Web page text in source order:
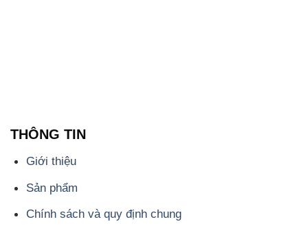
Chính sách và quy định chung
Tin tức
Liên hệ